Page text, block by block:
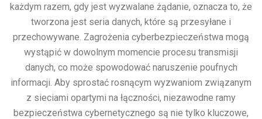
każdym razem, gdy jest wyzwalane żądanie, oznacza to, że
tworzona jest seria danych, które są przesyłane i
przechowywane. Zagrożenia cyberbezpieczeństwa mogą
wystąpić w dowolnym momencie procesu transmisji
danych, co może spowodować naruszenie poufnych
informacji. Aby sprostać rosnącym wyzwaniom związanym
z sieciami opartymi na łączności, niezawodne ramy
bezpieczeństwa cybernetycznego są nie tylko kluczowe,